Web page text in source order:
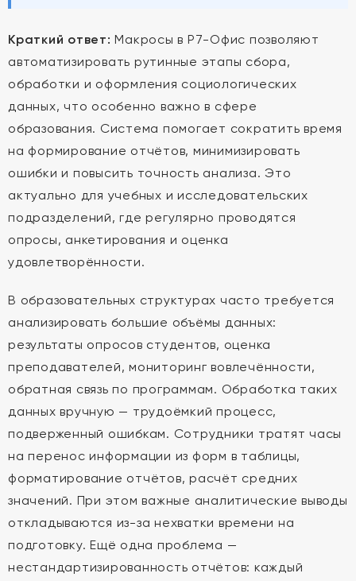
Краткий ответ: Макросы в Р7-Офис позволяют
автоматизировать рутинные этапы сбора,
обработки и оформления социологических
данных, что особенно важно в сфере
образования. Система помогает сократить время
на формирование отчётов, минимизировать
ошибки и повысить точность анализа. Это
актуально для учебных и исследовательских
подразделений, где регулярно проводятся
опросы, анкетирования и оценка
удовлетворённости.
В образовательных структурах часто требуется
анализировать большие объёмы данных:
результаты опросов студентов, оценка
преподавателей, мониторинг вовлечённости,
обратная связь по программам. Обработка таких
данных вручную — трудоёмкий процесс,
подверженный ошибкам. Сотрудники тратят часы
на перенос информации из форм в таблицы,
форматирование отчётов, расчёт средних
значений. При этом важные аналитические выводы
откладываются из-за нехватки времени на
подготовку. Ещё одна проблема —
нестандартизированность отчётов: каждый